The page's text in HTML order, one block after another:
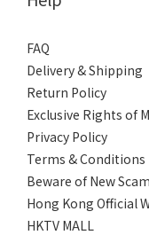
FAQ
Delivery & Shipping
Return Policy
Exclusive Rights of
Privacy Policy
Terms & Conditions
Beware of New
Hong Kong Official
HKTV MALL